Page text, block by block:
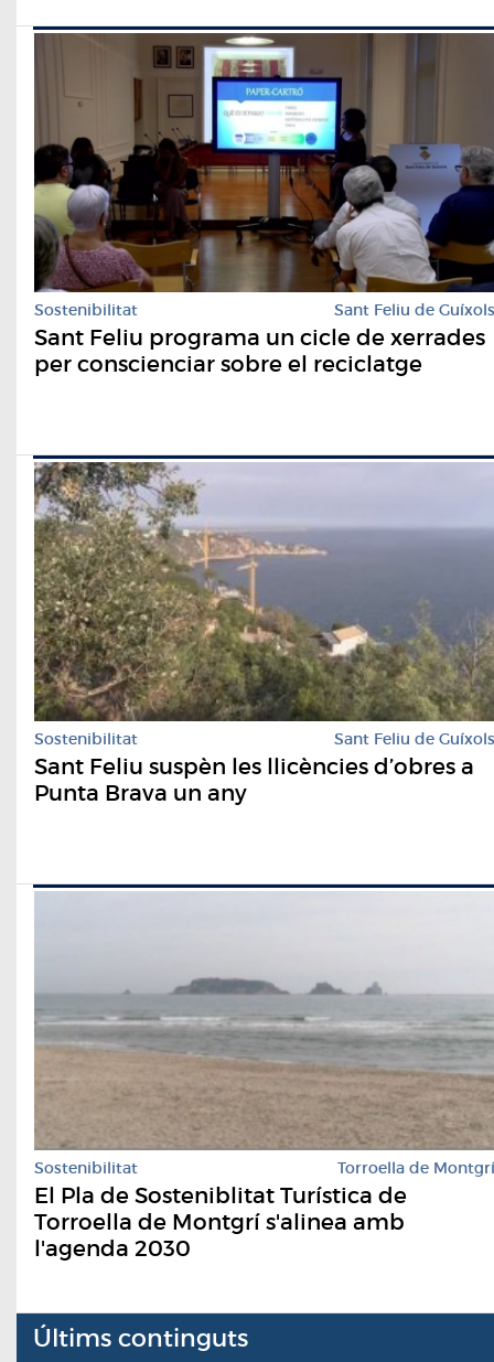
Sostenibilitat Sant Feliu de Guíxols
Sant Feliu programa un cicle de xerrades
per conscienciar sobre el reciclatge
Sostenibilitat Sant Feliu de Guíxols
Sant Feliu suspèn les llicències d’obres a
Punta Brava un any
Sostenibilitat Torroella de Montgrí
El Pla de Sosteniblitat Turística de
Torroella de Montgrí s'alinea amb
l'agenda 2030
Últims continguts